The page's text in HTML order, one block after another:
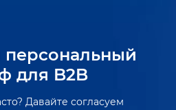
персональный
для B2B
Давайте согласуем